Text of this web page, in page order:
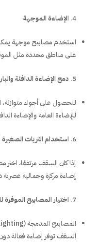
الإضاءة الموجهة
استخدم مصابيح موجهة
على مناطق محددة مثل
دمج الإضاءة الدافئة
للحصول على أجواء متوازنة،
للإضاءة العامة والإضاءة
استخدام الثريات
إذا كان السقف مرتفعًا، اختر
إضاءة مركزة وجمالية
اختيار المصابيح
السقف توفر إضاءة فعالة دون